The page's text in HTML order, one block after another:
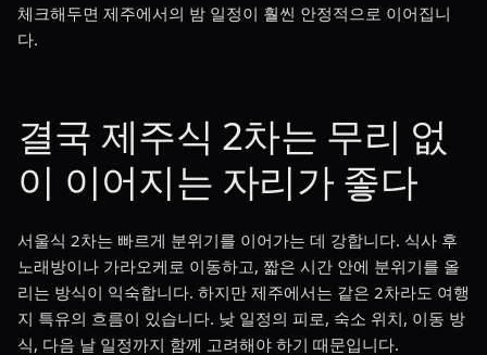
체크해두면 제주에서의 밤 일정이 훨씬 안정적으로 이어집니
다.
결국 제주식 2차는 무리 없
이 이어지는 자리가 좋다
서울식 2차는 빠르게 분위기를 이어가는 데 강합니다. 식사 후
노래방이나 가라오케로 이동하고, 짧은 시간 안에 분위기를 올
리는 방식이 익숙합니다. 하지만 제주에서는 같은 2차라도 여행
지 특유의 흐름이 있습니다. 낮 일정의 피로, 숙소 위치, 이동 방
식, 다음 날 일정까지 함께 고려해야 하기 때문입니다.